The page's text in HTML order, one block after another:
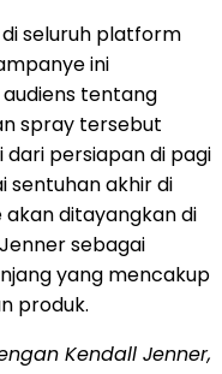
di seluruh platform
ini
tentang
spray tersebut
persiapan di pagi
sentuhan akhir di
akan ditayangkan di
sebagai
yang mencakup
produk.
Kendall Jenner,